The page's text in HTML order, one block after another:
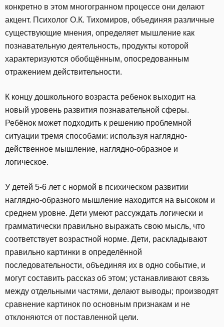
конкретно в этом многогранном процессе они делают
акцент. Психолог О.К. Тихомиров, объединяя различные
существующие мнения, определяет мышление как
познавательную деятельность, продукты которой
характеризуются обобщённым, опосредованным
отражением действительности.
К концу дошкольного возраста ребенок выходит на
новый уровень развития познавательной сферы.
Ребёнок может подходить к решению проблемной
ситуации тремя способами: используя наглядно-
действенное мышление, наглядно-образное и
логическое.
У детей 5-6 лет с нормой в психическом развитии
наглядно-образного мышление находится на высоком и
среднем уровне. Дети умеют рассуждать логически и
грамматически правильно выражать свою мысль, что
соответствует возрастной норме. Дети, раскладывают
правильно картинки в определённой
последовательности, объединяя их в одно событие, и
могут составить рассказ об этом; устанавливают связь
между отдельными частями, делают выводы; производят
сравнение картинок по основным признакам и не
отклоняются от поставленной цели.